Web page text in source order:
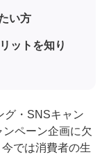
い方
ットを知り
グ・SNSキャン
ペーン企画に欠
では消費者の生